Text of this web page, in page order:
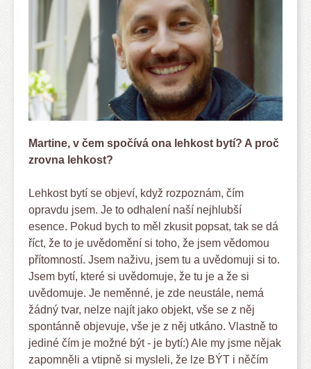
Martine, v čem spočívá ona lehkost bytí? A proč
zrovna lehkost?
Lehkost bytí se objeví, když rozpoznám, čím
opravdu jsem. Je to odhalení naší nejhlubší
esence. Pokud bych to měl zkusit popsat, tak se dá
říct, že to je uvědomění si toho, že jsem vědomou
přítomností. Jsem naživu, jsem tu a uvědomuji si to.
Jsem bytí, které si uvědomuje, že tu je a že si
uvědomuje. Je neměnné, je zde neustále, nemá
žádný tvar, nelze najít jako objekt, vše se z něj
spontánně objevuje, vše je z něj utkáno. Vlastně to
jediné čím je možné být - je bytí:) Ale my jsme nějak
zapomněli a vtipně si mysleli, že lze BÝT i něčím